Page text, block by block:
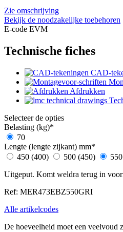
Zie omschrijving
Bekijk de noodzakelijke toebehoren
E-code EVM
Technische fiches
CAD-
Afdrukken
Selecteer de opties
Belasting (kg)*
70
Lengte (lengte zijkant) mm*
450 (400)
500 (450)
Uitgeput. Komt weldra terug in
Ref: MER473EBZ550GRI
Alle artikelcodes
De hoeveelheid moet een veelvoud